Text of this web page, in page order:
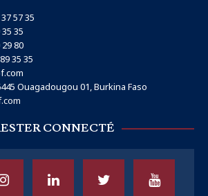
57 35
35
80
35 35
Ouagadougou 01, Burkina Faso
CONNECTÉ